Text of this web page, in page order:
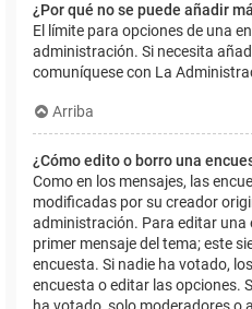
¿Por qué no se puede añadir
El límite para opciones de una
administración. Si necesita
comuníquese con La
Arriba
¿Cómo edito o borro una
Como en los mensajes, las
modificadas por su creador
administración. Para editar una
primer mensaje del tema; este
encuesta. Si nadie ha votado,
encuesta o editar las opciones.